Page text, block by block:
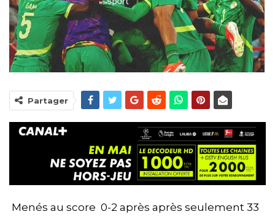
Partager
Menés au score 0-2 après après seulement 33